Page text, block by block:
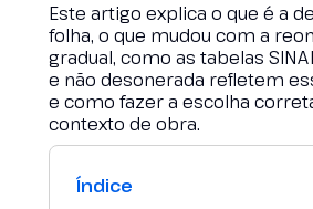
Este artigo explica o que é a
folha, o que mudou com a
gradual, como as tabelas
e não desonerada refletem
e como fazer a escolha
contexto de obra.
Índice